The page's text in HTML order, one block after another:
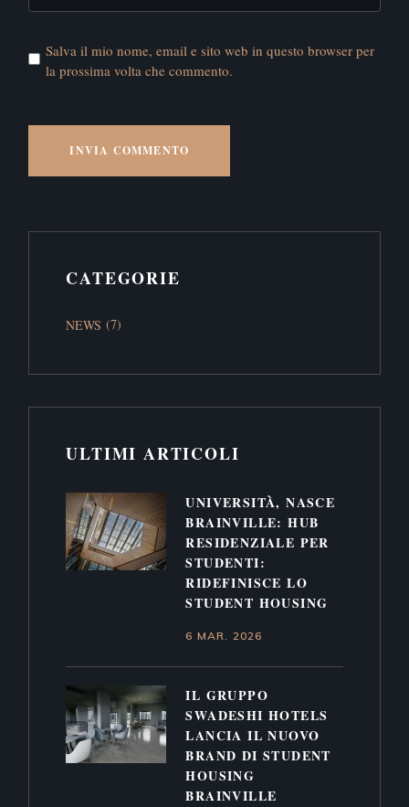
Salva il mio nome, email e sito web in questo browser per
la prossima volta che commento.
INVIA COMMENTO
CATEGORIE
NEWS (7)
ULTIMI ARTICOLI
UNIVERSITÀ, NASCE
BRAINVILLE: HUB
RESIDENZIALE PER
STUDENTI:
RIDEFINISCE LO
STUDENT HOUSING
6 MAR. 2026
IL GRUPPO
SWADESHI HOTELS
LANCIA IL NUOVO
BRAND DI STUDENT
HOUSING
BRAINVILLE